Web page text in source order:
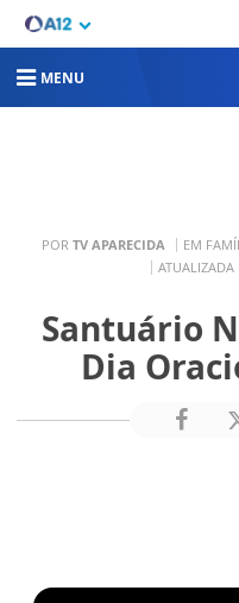
MENU
POR TV APARECIDA EM
Santuário
Dia